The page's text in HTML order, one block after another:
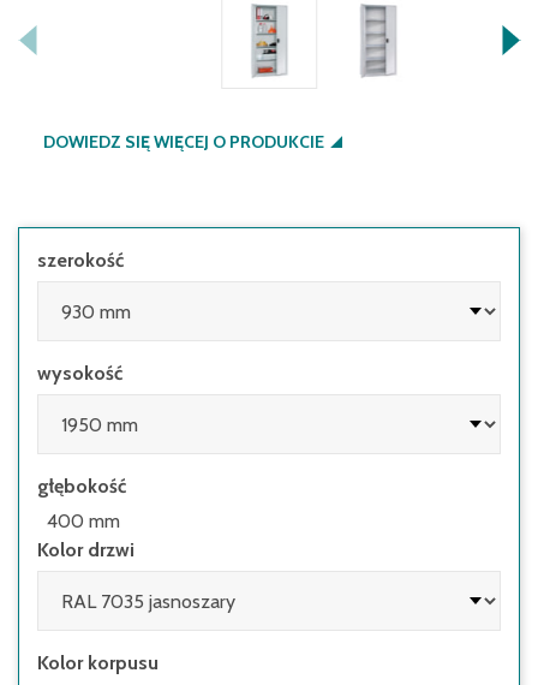
DOWIEDZ SIĘ WIĘCEJ O PRODUKCIE
szerokość
wysokość
głębokość
400 mm
Kolor drzwi
Kolor korpusu